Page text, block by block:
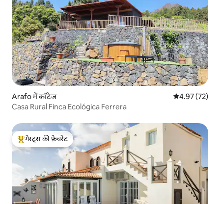
Arafo में कॉटेज औसत रेटिंग 5 में
4.97 (72)
Casa Rural Finca Ecológica Ferrera
गेस्ट्स का टॉप फ़ेवरेट
गेस्ट्स की फ़ेवरेट